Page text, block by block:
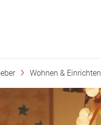
Wohnen & Einrichten